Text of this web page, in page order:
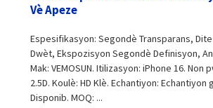
Vè Apeze
Espesifikasyon: Segondè Transparans,
Dwèt, Ekspozisyon Segondè Definisyon,
Mak: VEMOSUN. Itilizasyon: iPhone 16. Non
2.5D. Koulè: HD Klè. Echantiyon: Echantiyon
Disponib. MOQ: ...